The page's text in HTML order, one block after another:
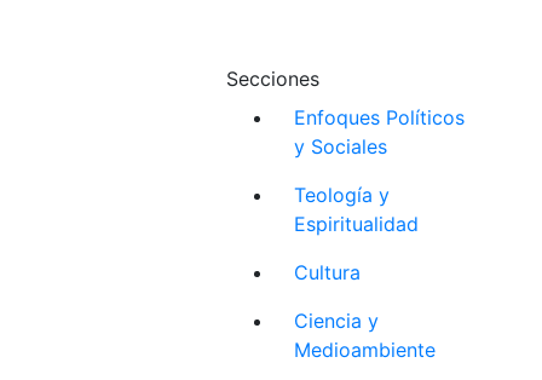
Secciones
Enfoques Políticos
y Sociales
Teología y
Espiritualidad
Cultura
Ciencia y
Medioambiente